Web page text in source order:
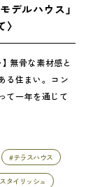
デルハウス」
無骨な素材感と
る住まい。 コン
て一年を通じて
#テラスハウス
タイリッシュ